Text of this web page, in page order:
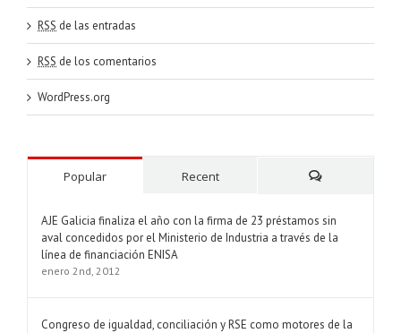
RSS de las entradas
RSS de los comentarios
WordPress.org
Popular Recent
AJE Galicia finaliza el año con la firma de 23 préstamos sin
aval concedidos por el Ministerio de Industria a través de la
línea de financiación ENISA
enero 2nd, 2012
Congreso de igualdad, conciliación y RSE como motores de la